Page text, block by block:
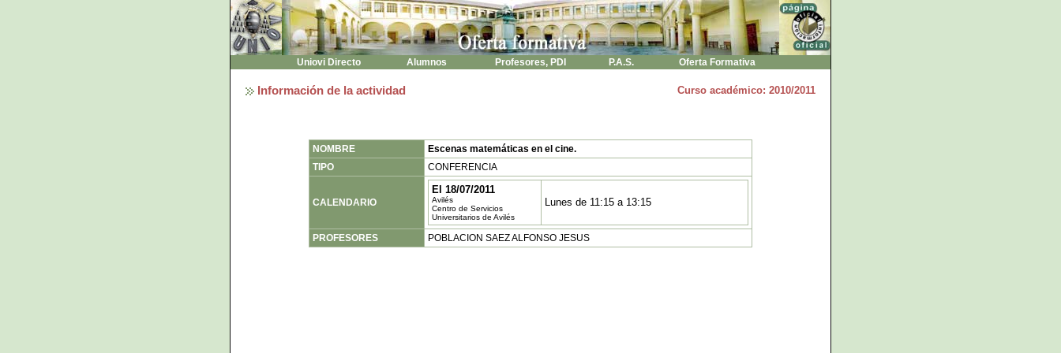
Uniovi Directo Alumnos Profesores, PDI P.A.S. Oferta Formativa
Información de la actividad Curso académico: 2010/2011
NOMBRE
Escenas matemáticas en el cine.
TIPO
CONFERENCIA
CALENDARIO
El 18/07/2011
Avilés
Centro de Servicios
Universitarios de Avilés
Lunes de 11:15 a 13:15
PROFESORES POBLACION SAEZ ALFONSO JESUS